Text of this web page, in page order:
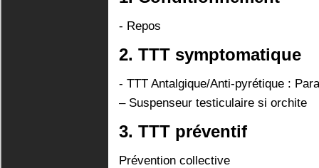
- Repos
2. TTT symptomatique
- TTT Antalgique/Anti-pyrétique :
– Suspenseur testiculaire si orchite
3. TTT préventif
Prévention collective